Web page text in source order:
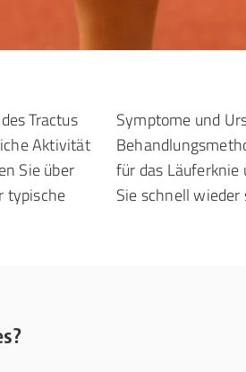
Tractus
Aktivität
Sie über
typische
Symptome und
Tipps zur Prävention, damit
Sie schnell